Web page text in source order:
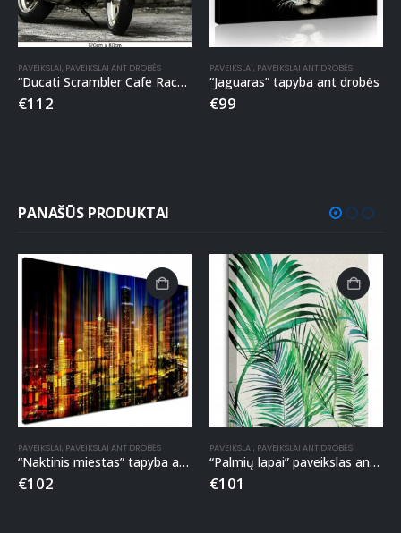
PAVEIKSLAI, PAVEIKSLAI ANT DROBĖS
“Ducati Scrambler Cafe Racer” paveikslas ant drobės
€112
PAVEIKSLAI, PAVEIKSLAI ANT DROBĖS
“Jaguaras” tapyba ant drobės
€99
PANAŠŪS PRODUKTAI
PAVEIKSLAI, PAVEIKSLAI ANT DROBĖS
“Naktinis miestas” tapyba ant drobės
€102
PAVEIKSLAI, PAVEIKSLAI ANT DROBĖS
“Palmių lapai” paveikslas ant drobės
€101